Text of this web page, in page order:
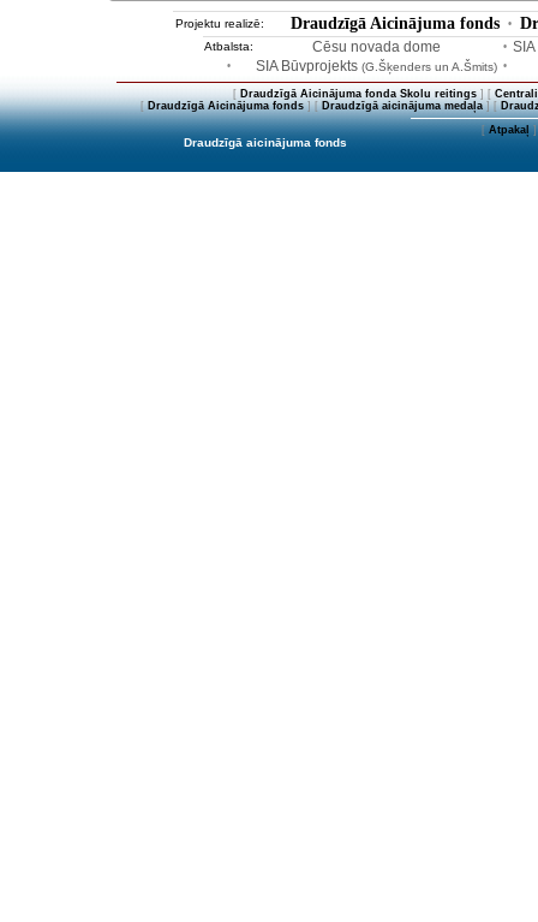
Projektu realizē: Draudzīgā Aicinājuma fonds •
Atbalsta: Cēsu novada dome •
• SIA Būvprojekts (G.Šķenders un A.Šmits) •
[ Draudzīgā Aicinājuma fonda Skolu reitings] [
[Draudzīgā Aicinājuma fonds] [Draudzīgā aicinājuma medaļa] [
[Atpakaļ]
Draudzīgā aicinājuma fonds